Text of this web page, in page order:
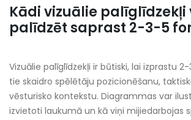
Kādi vizuālie palīglīdzekļi
palīdzēt saprast 2-3-5
Vizuālie palīglīdzekļi ir būtiski, lai izprastu
tie skaidro spēlētāju pozicionēšanu,
vēsturisko kontekstu. Diagrammas var
izvietoti laukumā un kā viņi mijiedarbojas